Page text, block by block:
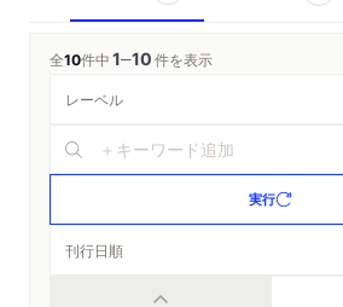
全10件中1─10件を表示
実行